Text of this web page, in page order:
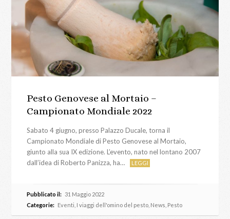
Pesto Genovese al Mortaio –
Campionato Mondiale 2022
Sabato 4 giugno, presso Palazzo Ducale, torna il
Campionato Mondiale di Pesto Genovese al Mortaio,
giunto alla sua IX edizione. L’evento, nato nel lontano 2007
dall’idea di Roberto Panizza, ha…
LEGGI
Pubblicato il: 31 Maggio 2022
Categorie: Eventi I viaggi dell'omino del pesto News Pesto